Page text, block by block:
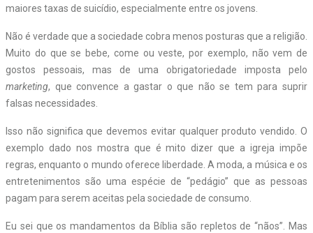
maiores taxas de suicídio, especialmente entre os jovens.
Não é verdade que a sociedade cobra menos posturas que a religião.
Muito do que se bebe, come ou veste, por exemplo, não vem de
gostos pessoais, mas de uma obrigatoriedade imposta pelo
marketing, que convence a gastar o que não se tem para suprir
falsas necessidades.
Isso não significa que devemos evitar qualquer produto vendido. O
exemplo dado nos mostra que é mito dizer que a igreja impõe
regras, enquanto o mundo oferece liberdade. A moda, a música e os
entretenimentos são uma espécie de “pedágio” que as pessoas
pagam para serem aceitas pela sociedade de consumo.
Eu sei que os mandamentos da Bíblia são repletos de “nãos”. Mas